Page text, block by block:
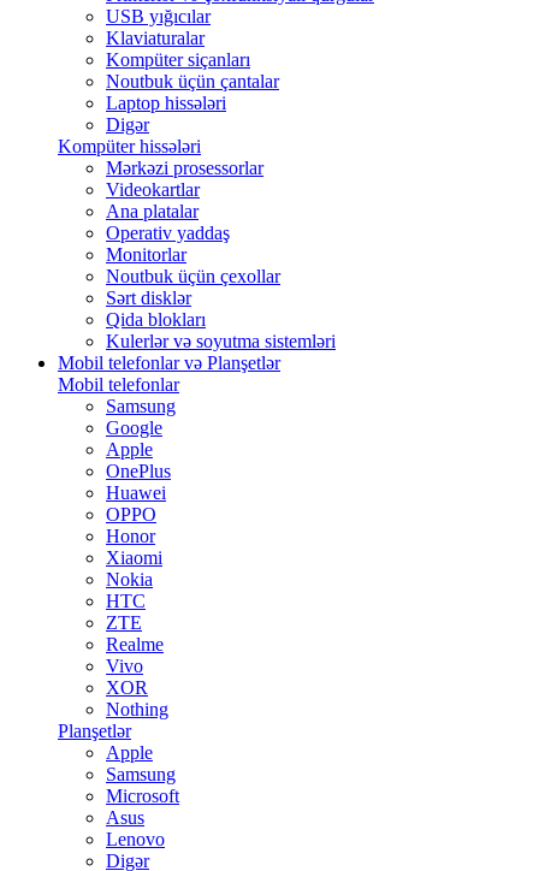
USB yığıcılar
Klaviaturalar
Kompüter siçanları
Noutbuk üçün çantalar
Laptop hissələri
Digər
Kompüter hissələri
Mərkəzi prosessorlar
Videokartlar
Ana platalar
Operativ yaddaş
Monitorlar
Noutbuk üçün çexollar
Sərt disklər
Qida blokları
Kulerlər və soyutma sistemləri
Mobil telefonlar və Planşetlər
Mobil telefonlar
Samsung
Google
Apple
OnePlus
Huawei
OPPO
Honor
Xiaomi
Nokia
HTC
ZTE
Realme
Vivo
XOR
Nothing
Planşetlər
Apple
Samsung
Microsoft
Asus
Lenovo
Digər